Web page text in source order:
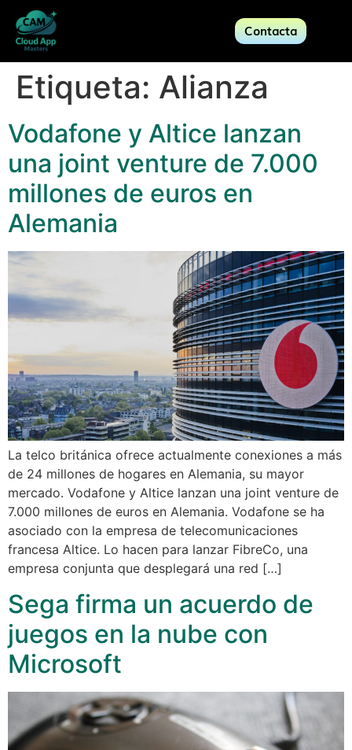
Contacta
Etiqueta: Alianza
Vodafone y Altice lanzan
una joint venture de 7.000
millones de euros en
Alemania
La telco británica ofrece actualmente conexiones a más
de 24 millones de hogares en Alemania, su mayor
mercado. Vodafone y Altice lanzan una joint venture de
7.000 millones de euros en Alemania. Vodafone se ha
asociado con la empresa de telecomunicaciones
francesa Altice. Lo hacen para lanzar FibreCo, una
empresa conjunta que desplegará una red […]
Sega firma un acuerdo de
juegos en la nube con
Microsoft